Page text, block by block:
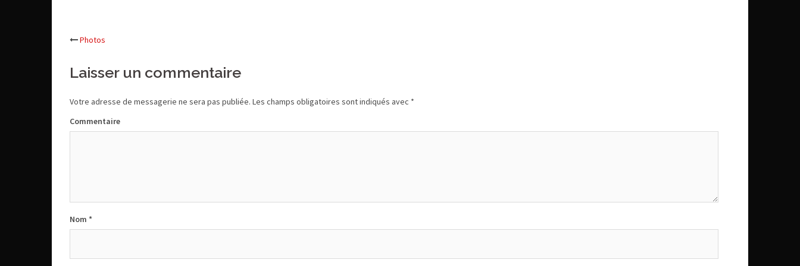
Navigation
d’article
Photos
Laisser un commentaire
Votre adresse de messagerie ne sera pas publiée. Les champs obligatoires sont indiqués avec *
Commentaire
Nom *